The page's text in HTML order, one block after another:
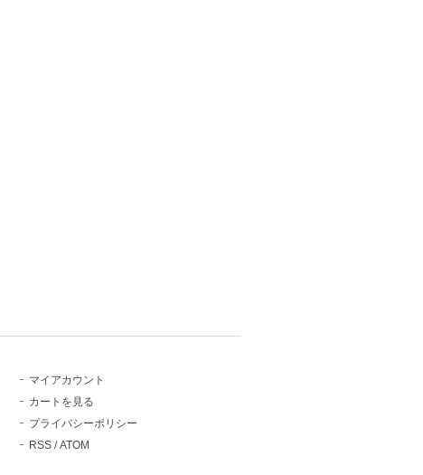
マイアカウント
カートを見る
プライバシーポリシー
RSS /ATOM